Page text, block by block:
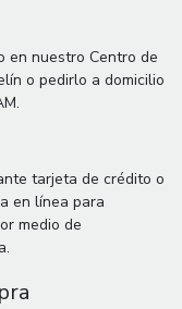
en nuestro Centro de
o pedirlo a domicilio
tarjeta de crédito o
en línea para
medio de